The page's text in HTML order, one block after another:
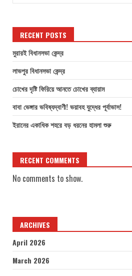
RECENT POSTS
মুরারই বিধানসভা কেন্দ্র
লাভপুর বিধানসভা কেন্দ্র
চোখের দৃষ্টি ফিরিয়ে আনতে চোখের ব্যায়াম
বাবা ভেঙ্গার ভবিষ্যদ্বাণী! ভয়াবহ যুদ্ধের পূর্বাভাস!
ইরানের একাধিক শহরে বড় ধরনের হামলা শুরু
RECENT COMMENTS
No comments to show.
ARCHIVES
April 2026
March 2026